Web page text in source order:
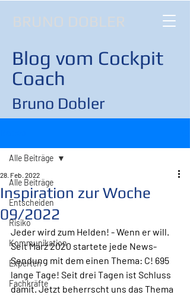
BRUNO DOBLER
Blog vom Cockpit
Coach
Bruno Dobler
Alle Beiträge
Entscheiden
Risiko
Kommunikation
Experten
Fachkräfte
Alle Beiträge
Inspiration zur Woche
09/2022
28. Feb. 2022
Jeder wird zum Helden! - Wenn er will.
Seit März 2020 startete jede News-
Sendung mit dem einen Thema: C! 695
lange Tage! Seit drei Tagen ist Schluss
damit. Jetzt beherrscht uns das Thema